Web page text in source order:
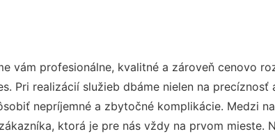
vám profesionálne, kvalitné a zároveň cenovo
Pri realizácií služieb dbáme nielen na
nepríjemné a zbytočné komplikácie. Medzi
ktorá je pre nás vždy na prvom